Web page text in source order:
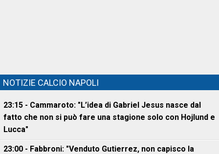
NOTIZIE CALCIO NAPOLI
23:15 - Cammaroto: "L’idea di Gabriel Jesus nasce dal
fatto che non si può fare una stagione solo con Hojlund e
Lucca"
23:00 - Fabbroni: "Venduto Gutierrez, non capisco la